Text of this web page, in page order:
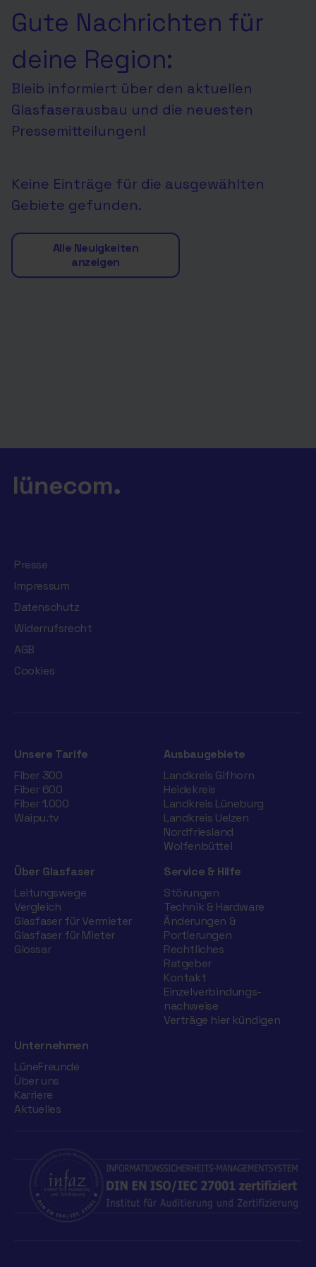
Gute Nachrichten für
deine Region:
Bleib informiert über den aktuellen
Glasfaserausbau und die neuesten
Pressemitteilungen!
Keine Einträge für die ausgewählten
Gebiete gefunden.
Alle Neuigkeiten
anzeigen
Presse
Impressum
Datenschutz
Widerrufsrecht
AGB
Cookies
Unsere Tarife
Fiber 300
Fiber 600
Fiber 1.000
Waipu.tv
Ausbaugebiete
Landkreis Gifhorn
Heidekreis
Landkreis Lüneburg
Landkreis Uelzen
Nordfriesland
Wolfenbüttel
Über Glasfaser
Leitungswege
Vergleich
Glasfaser für Vermieter
Glasfaser für Mieter
Glossar
Service & Hilfe
Störungen
Technik & Hardware
Änderungen &
Portierungen
Rechtliches
Ratgeber
Kontakt
Einzelverbindungs­
nachweise
Verträge hier kündigen
Unternehmen
LüneFreunde
Über uns
Karriere
Aktuelles